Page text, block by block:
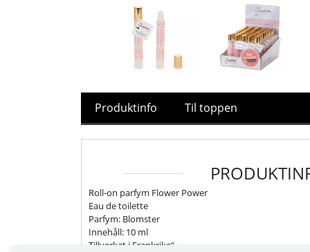
Produktinfo Til toppen
Roll-on parfym Flower Power
Eau de toilette
Parfym: Blomster
Innehåll: 10 ml
Tillverkat i Frankrike"